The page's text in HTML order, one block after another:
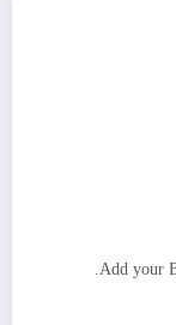
Add your